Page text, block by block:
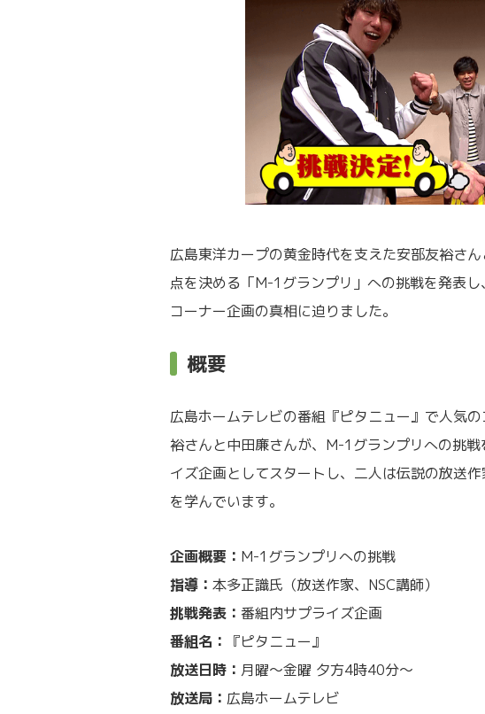
広島東洋カープの黄金時代を支えた安部友裕さ
点を決める「M-1グランプリ」への挑戦を発表
コーナー企画の真相に迫りました。
概要
広島ホームテレビの番組『ピタニュー』で人気
裕さんと中田廉さんが、M-1グランプリへの挑
イズ企画としてスタートし、二人は伝説の放送
を学んでいます。
企画概要： M-1グランプリへの挑戦
指導： 本多正識氏（放送作家、NSC講師）
挑戦発表： 番組内サプライズ企画
番組名：
『ピタニュー』
放送日時： 月曜～金曜 夕方4時40分～
放送局： 広島ホームテレビ